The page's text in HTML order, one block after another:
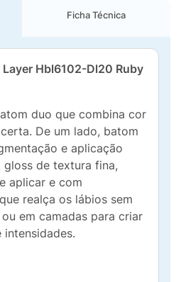
Ficha Técnica
Hbl6102-Dl20 Ruby
duo que combina cor
De um lado, batom
e aplicação
de textura fina,
aplicar e com
realça os lábios sem
em camadas para criar